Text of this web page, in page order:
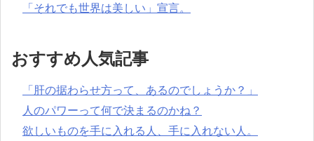
「それでも世界は美しい」宣言。
おすすめ人気記事
「肝の据わらせ方って、あるのでしょうか？」
人のパワーって何で決まるのかね？
欲しいものを手に入れる人、手に入れない人。